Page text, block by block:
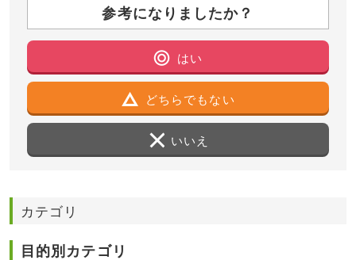
参考になりましたか？
はい
どちらでもない
いいえ
カテゴリ
目的別カテゴリ